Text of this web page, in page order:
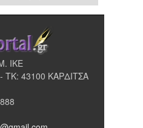
ΙΚΕ
43100 ΚΑΡΔΙΤΣΑ